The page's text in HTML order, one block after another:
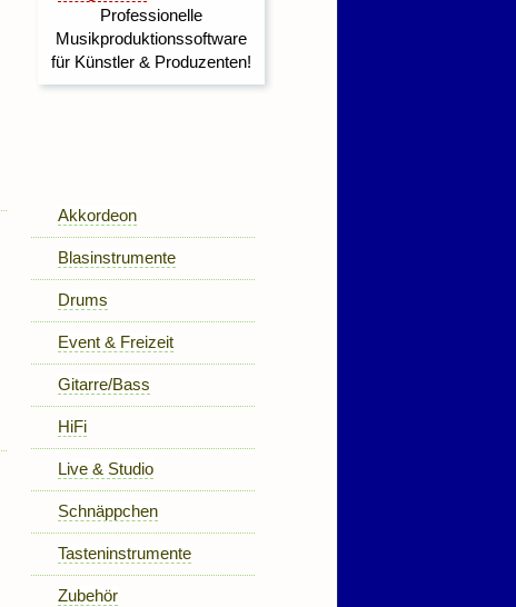
Akkordeon
Blasinstrumente
Drums
Event & Freizeit
Gitarre/Bass
HiFi
Live & Studio
Schnäppchen
Tasteninstrumente
Zubehör